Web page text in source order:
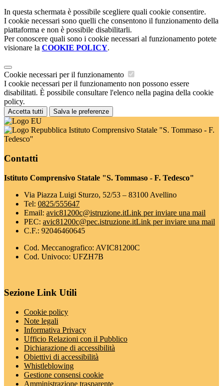
In questa schermata è possibile scegliere quali cookie consentire.
I cookie necessari sono quelli che consentono il funzionamento della
piattaforma e non è possibile disabilitarli.
Per conoscere quali sono i cookie necessari al funzionamento potete
visionare la COOKIE POLICY.
Cookie necessari per il funzionamento
I cookie necessari per il funzionamento non possono essere
disabilitati. È possibile consultare l'elenco nella pagina della cookie
policy.
Accetta tutti Salva le preferenze
Istituto Comprensivo Statale "S. Tommaso - F.
Tedesco"
Contatti
Istituto Comprensivo Statale "S. Tommaso - F. Tedesco"
Via Piazza Luigi Sturzo, 52/53 – 83100 Avellino
Tel: 0825/555647
Email: avic81200c@istruzione.itLink per inviare una mail
PEC: avic81200c@pec.istruzione.itLink per inviare una mail
C.F.: 92046460645
Cod. Meccanografico: AVIC81200C
Cod. Univoco: UFZH7B
Sezione Link Utili
Cookie policy
Note legali
Informativa Privacy
Ufficio Relazioni con il Pubblico
Dichiarazione di accessibilità
Obiettivi di accessibilità
Whistleblowing
Gestione consensi cookie
Amministrazione trasparente